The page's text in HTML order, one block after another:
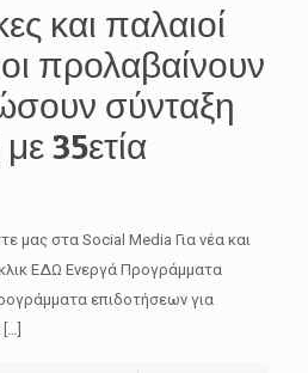
και παλαιοί
προλαβαίνουν
σύνταξη
35ετία
στα Social Media Για νέα και
ΕΔΩ Ενεργά Προγράμματα
επιδοτήσεων για